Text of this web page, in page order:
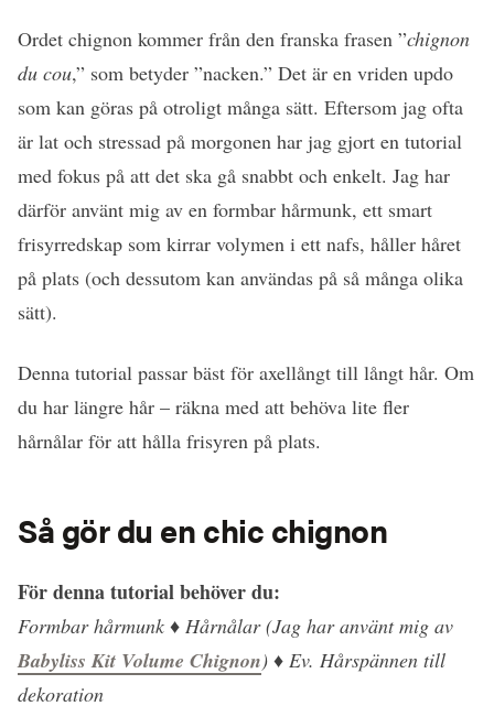
Ordet chignon kommer från den franska frasen ”chignon
du cou,” som betyder ”nacken.” Det är en vriden updo
som kan göras på otroligt många sätt. Eftersom jag ofta
är lat och stressad på morgonen har jag gjort en tutorial
med fokus på att det ska gå snabbt och enkelt. Jag har
därför använt mig av en formbar hårmunk, ett smart
frisyrredskap som kirrar volymen i ett nafs, håller håret
på plats (och dessutom kan användas på så många olika
sätt).
Denna tutorial passar bäst för axellångt till långt hår. Om
du har längre hår – räkna med att behöva lite fler
hårnålar för att hålla frisyren på plats.
Så gör du en chic chignon
För denna tutorial behöver du:
Formbar hårmunk ♦ Hårnålar (Jag har använt mig av
Babyliss Kit Volume Chignon) ♦ Ev. Hårspännen till
dekoration